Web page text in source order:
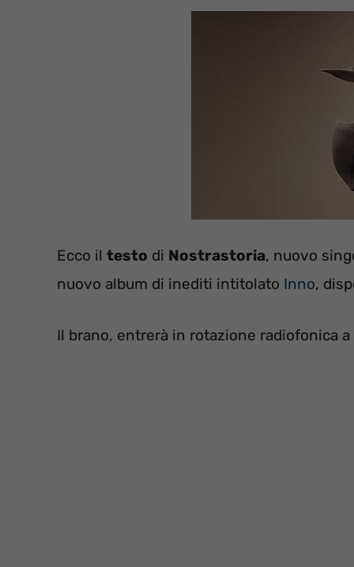
Ecco il testo di Nostrastoria, nuovo
nuovo album di inediti intitolato Inno,
Il brano, entrerà in rotazione radiofonica